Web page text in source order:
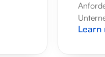
Learn